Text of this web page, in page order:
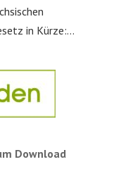
in Kürze:...
Download